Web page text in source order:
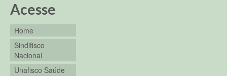
Acesse
Home
Sindifisco
Nacional
Unafisco Saúde